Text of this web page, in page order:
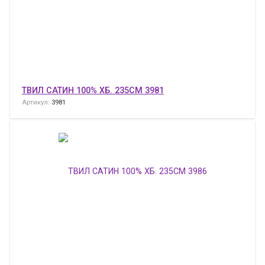
ТВИЛ САТИН 100% ХБ. 235СМ 3981
Артикул: 3981